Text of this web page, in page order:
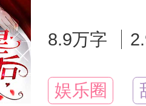
8.9万字
娱乐圈